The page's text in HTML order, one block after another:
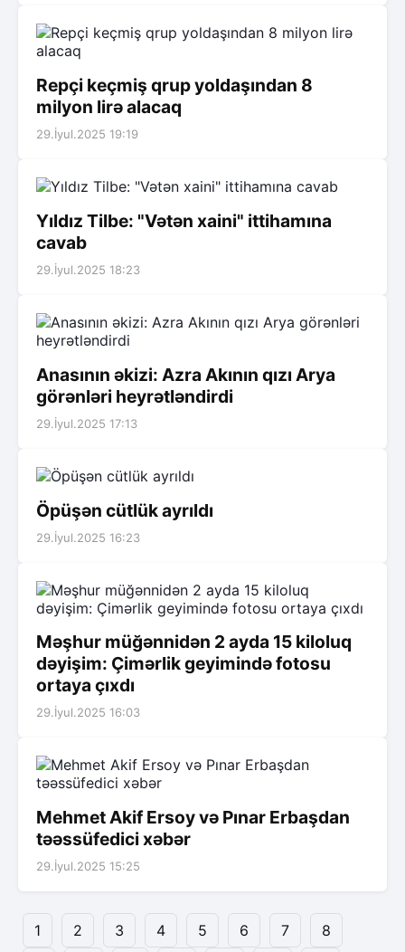
Repçi keçmiş qrup yoldaşından 8
milyon lirə alacaq
29.İyul.2025 19:19
Yıldız Tilbe: "Vətən xaini" ittihamına
cavab
29.İyul.2025 18:23
Anasının əkizi: Azra Akının qızı Arya
görənləri heyrətləndirdi
29.İyul.2025 17:13
Öpüşən cütlük ayrıldı
29.İyul.2025 16:23
Məşhur müğənnidən 2 ayda 15 kiloluq
dəyişim: Çimərlik geyimində fotosu
ortaya çıxdı
29.İyul.2025 16:03
Mehmet Akif Ersoy və Pınar Erbaşdan
təəssüfedici xəbər
29.İyul.2025 15:25
1 2 3 4 5 6 7 8